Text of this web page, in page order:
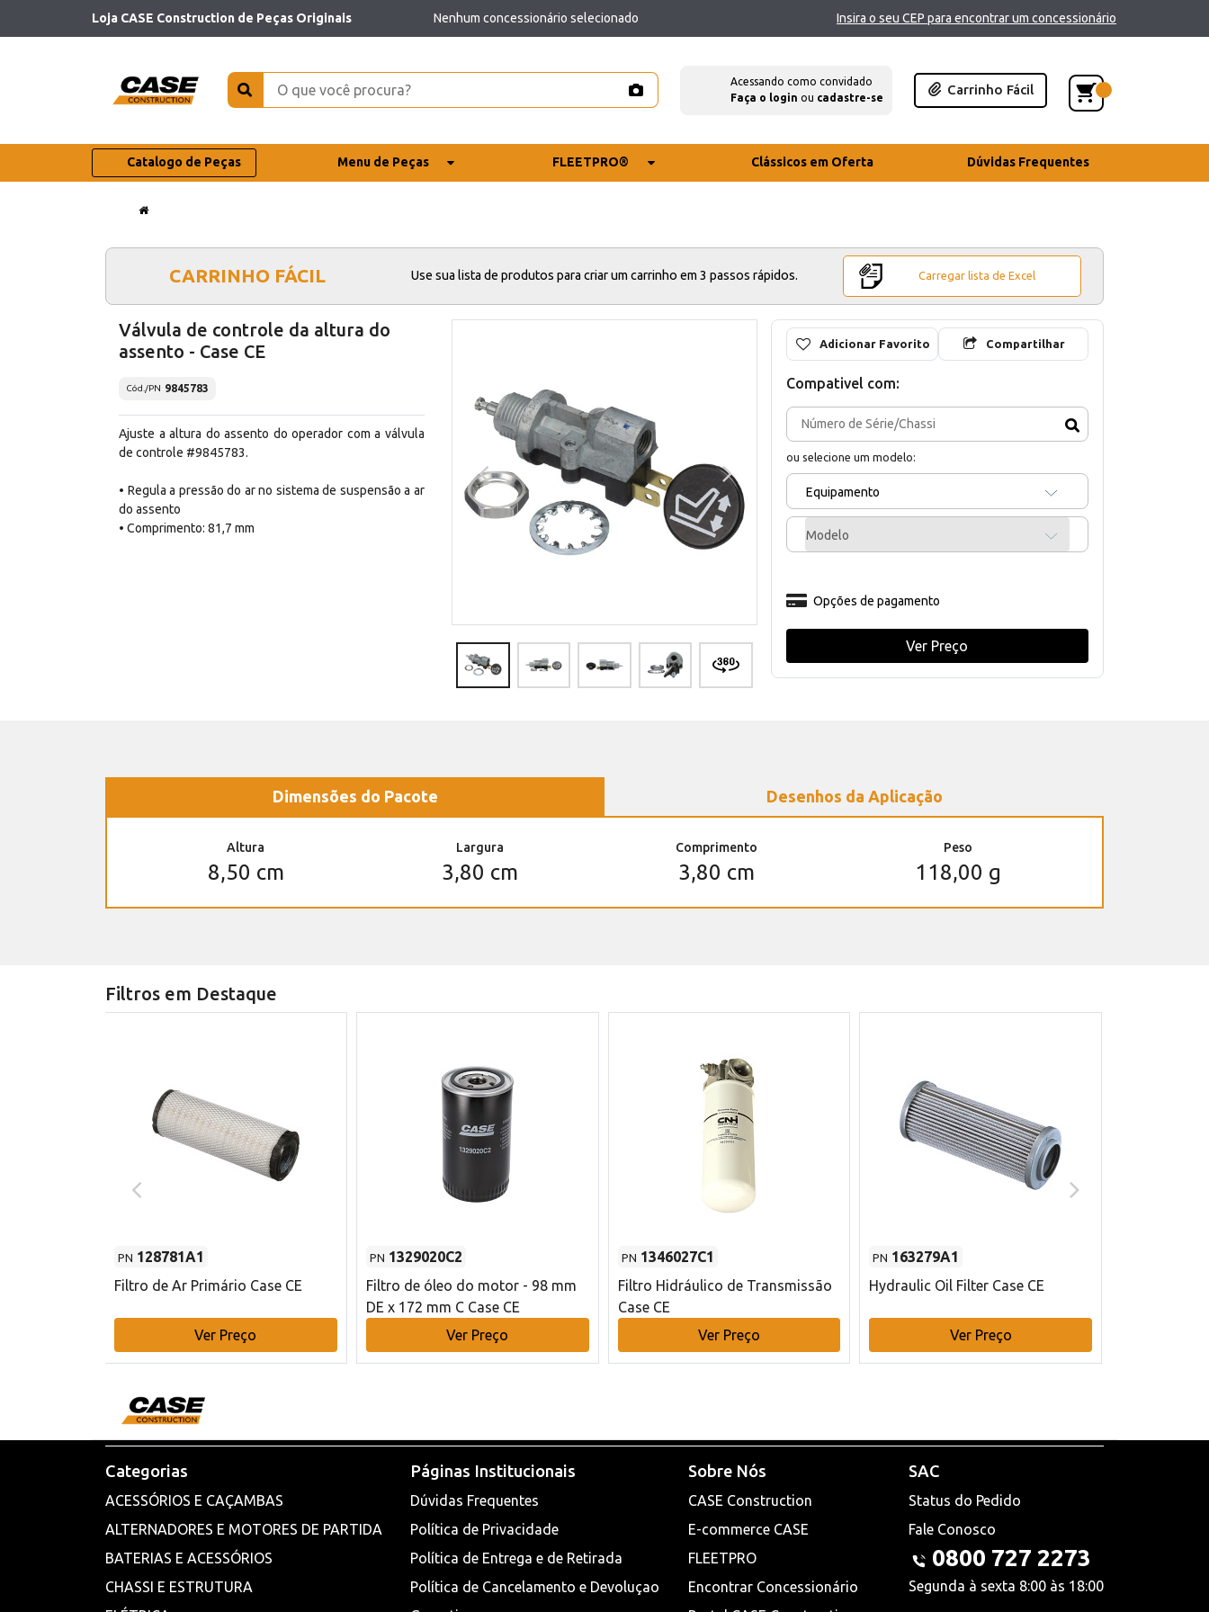
Loja CASE Construction de Peças Originais Nenhum concessionário selecionado Insira o seu CEP para encontrar um concessionário
Acessando como convidado
Faça o login ou cadastre-se
Carrinho Fácil
Catalogo de Peças Menu de Peças FLEETPRO® Clássicos em Oferta Dúvidas Frequentes
CARRINHO FÁCIL Use sua lista de produtos para criar um carrinho em 3 passos rápidos. Carregar lista de Excel
Válvula de controle da altura do
assento - Case CE
Cód./PN 9845783
Ajuste a altura do assento do operador com a válvula
de controle #9845783.
• Regula a pressão do ar no sistema de suspensão a ar
do assento
• Comprimento: 81,7 mm
Adicionar Favorito Compartilhar
Compativel com:
ou selecione um modelo:
Equipamento
Modelo
Opções de pagamento
Ver Preço
Dimensões do Pacote Desenhos da Aplicação
Altura
8,50 cm
Largura
3,80 cm
Comprimento
3,80 cm
Peso
118,00 g
Filtros em Destaque
PN 128781A1
Filtro de Ar Primário Case CE
Ver Preço
PN 1329020C2
Filtro de óleo do motor - 98 mm
DE x 172 mm C Case CE
Ver Preço
PN 1346027C1
Filtro Hidráulico de Transmissão
Case CE
Ver Preço
PN 163279A1
Hydraulic Oil Filter Case CE
Ver Preço
Categorias
ACESSÓRIOS E CAÇAMBAS
ALTERNADORES E MOTORES DE PARTIDA
BATERIAS E ACESSÓRIOS
CHASSI E ESTRUTURA
Páginas Institucionais
Dúvidas Frequentes
Política de Privacidade
Política de Entrega e de Retirada
Política de Cancelamento e Devoluçao
Sobre Nós
CASE Construction
E-commerce CASE
FLEETPRO
Encontrar Concessionário
SAC
Status do Pedido
Fale Conosco
0800 727 2273
Segunda à sexta 8:00 às 18:00